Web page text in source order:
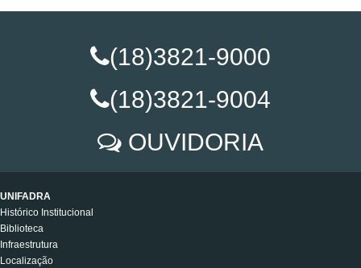
(18)3821-9000
(18)3821-9004
OUVIDORIA
UNIFADRA
Histórico Institucional
Biblioteca
Infraestrutura
Localização